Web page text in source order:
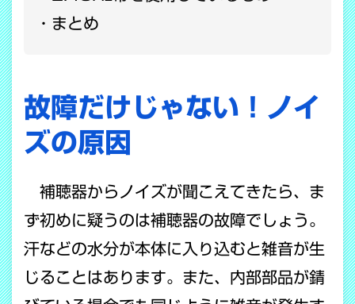
まとめ
故障だけじゃない！ノイ
ズの原因
補聴器からノイズが聞こえてきたら、ま
ず初めに疑うのは補聴器の故障でしょう。
汗などの水分が本体に入り込むと雑音が生
じることはあります。また、内部部品が錆